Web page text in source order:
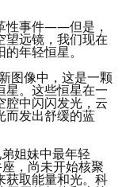
性事件——但是，
望远镜，我们现在
的年轻恒星。
图像中，这是一颗
星。这些恒星在一
腔中闪闪发光，云
而发出舒缓的蓝
姐妹中最年轻
，尚未开始核聚
获取能量和光。科